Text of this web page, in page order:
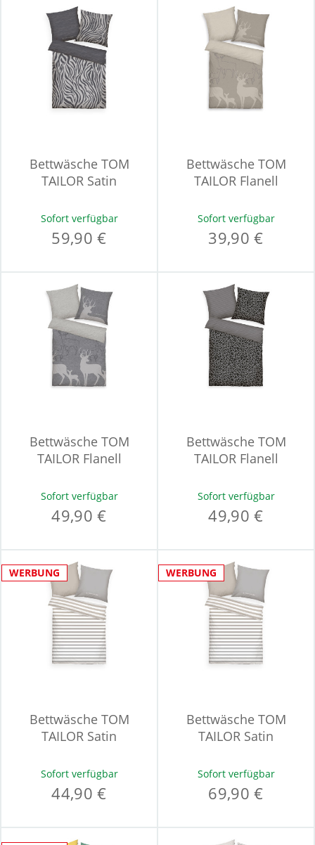
Bettwäsche TOM
TAILOR Satin
Sofort verfügbar
59,90 €
Bettwäsche TOM
TAILOR Flanell
Sofort verfügbar
39,90 €
Bettwäsche TOM
TAILOR Flanell
Sofort verfügbar
49,90 €
Bettwäsche TOM
TAILOR Flanell
Sofort verfügbar
49,90 €
WERBUNG
Bettwäsche TOM
TAILOR Satin
Sofort verfügbar
44,90 €
WERBUNG
Bettwäsche TOM
TAILOR Satin
Sofort verfügbar
69,90 €